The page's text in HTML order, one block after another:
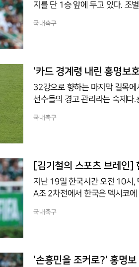
지를 단 1승 앞에 두고 있다. 조
이기면 새 역사를 쓴다.그동안
전이었던 2014년 브라질 대회
국내축구
'카드 경계령 내린 홍명보
32강으로 향하는 마지막 길목
선수들의 경고 관리라는 숙제
를 수 있지만 패할 경우 조 4위
없기 때문이다.특히 이강인은
국내축구
[김기철의 스포츠 브레인]
지난 19일 한국시간 오전 10시,
A조 2차전에서 한국은 멕시코
속에 멕시코 선수가 쉽게 공을
질문은 바로 그 교체 시점이었
국내축구
'손흥민을 조커로?' 홍명